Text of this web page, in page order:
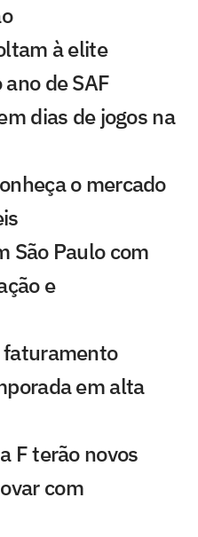
à elite
de SAF
dias de jogos na
o mercado
São Paulo com
e
faturamento
em alta
F terão novos
com